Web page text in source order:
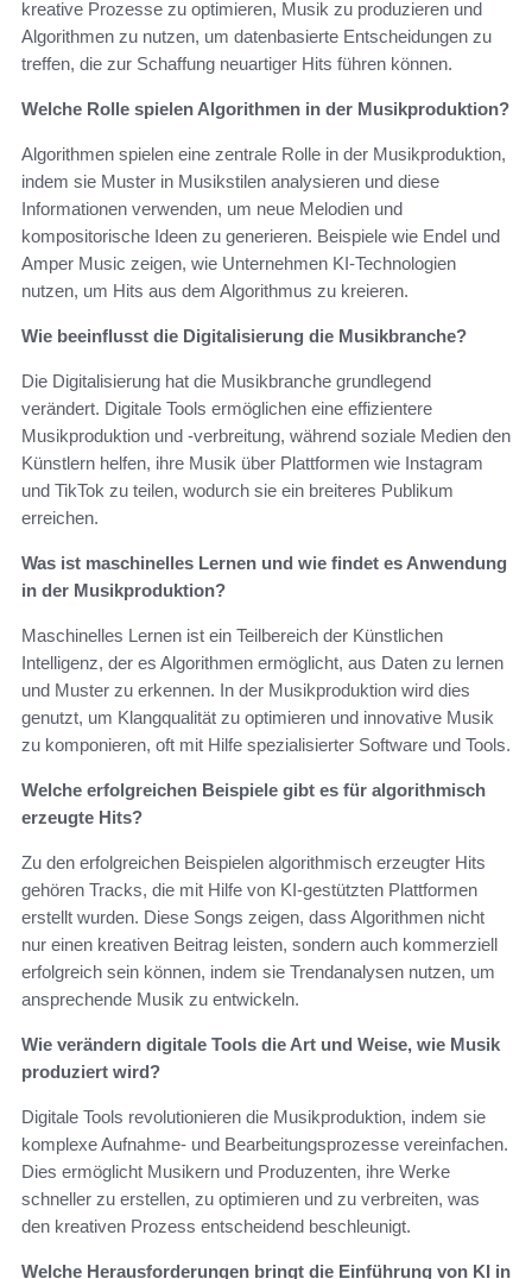
kreative Prozesse zu optimieren, Musik zu produzieren und
Algorithmen zu nutzen, um datenbasierte Entscheidungen zu
treffen, die zur Schaffung neuartiger Hits führen können.
Welche Rolle spielen Algorithmen in der Musikproduktion?
Algorithmen spielen eine zentrale Rolle in der Musikproduktion,
indem sie Muster in Musikstilen analysieren und diese
Informationen verwenden, um neue Melodien und
kompositorische Ideen zu generieren. Beispiele wie Endel und
Amper Music zeigen, wie Unternehmen KI-Technologien
nutzen, um Hits aus dem Algorithmus zu kreieren.
Wie beeinflusst die Digitalisierung die Musikbranche?
Die Digitalisierung hat die Musikbranche grundlegend
verändert. Digitale Tools ermöglichen eine effizientere
Musikproduktion und -verbreitung, während soziale Medien den
Künstlern helfen, ihre Musik über Plattformen wie Instagram
und TikTok zu teilen, wodurch sie ein breiteres Publikum
erreichen.
Was ist maschinelles Lernen und wie findet es Anwendung
in der Musikproduktion?
Maschinelles Lernen ist ein Teilbereich der Künstlichen
Intelligenz, der es Algorithmen ermöglicht, aus Daten zu lernen
und Muster zu erkennen. In der Musikproduktion wird dies
genutzt, um Klangqualität zu optimieren und innovative Musik
zu komponieren, oft mit Hilfe spezialisierter Software und Tools.
Welche erfolgreichen Beispiele gibt es für algorithmisch
erzeugte Hits?
Zu den erfolgreichen Beispielen algorithmisch erzeugter Hits
gehören Tracks, die mit Hilfe von KI-gestützten Plattformen
erstellt wurden. Diese Songs zeigen, dass Algorithmen nicht
nur einen kreativen Beitrag leisten, sondern auch kommerziell
erfolgreich sein können, indem sie Trendanalysen nutzen, um
ansprechende Musik zu entwickeln.
Wie verändern digitale Tools die Art und Weise, wie Musik
produziert wird?
Digitale Tools revolutionieren die Musikproduktion, indem sie
komplexe Aufnahme- und Bearbeitungsprozesse vereinfachen.
Dies ermöglicht Musikern und Produzenten, ihre Werke
schneller zu erstellen, zu optimieren und zu verbreiten, was
den kreativen Prozess entscheidend beschleunigt.
Welche Herausforderungen bringt die Einführung von KI in